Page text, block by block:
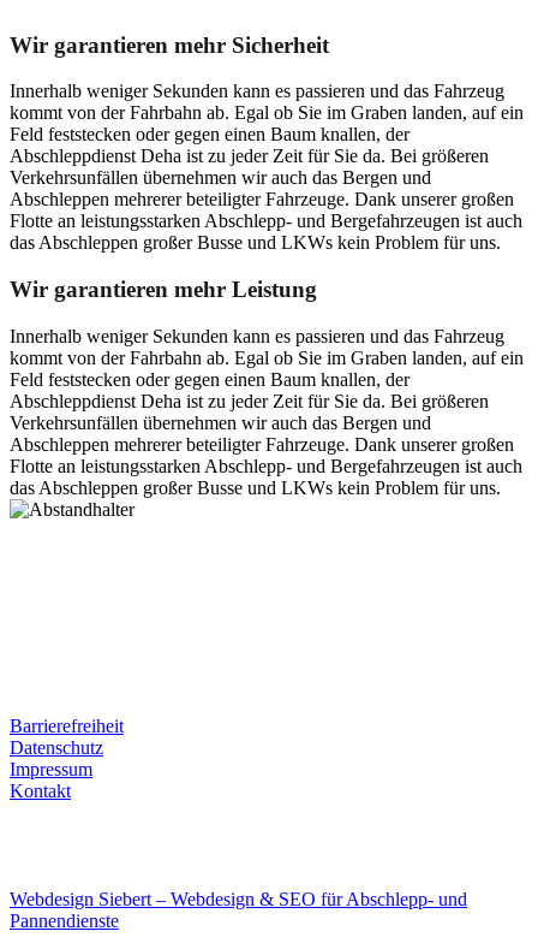
Wir garantieren mehr Sicherheit
Innerhalb weniger Sekunden kann es passieren und das Fahrzeug
kommt von der Fahrbahn ab. Egal ob Sie im Graben landen, auf ein
Feld feststecken oder gegen einen Baum knallen, der
Abschleppdienst Deha ist zu jeder Zeit für Sie da. Bei größeren
Verkehrsunfällen übernehmen wir auch das Bergen und
Abschleppen mehrerer beteiligter Fahrzeuge. Dank unserer großen
Flotte an leistungsstarken Abschlepp- und Bergefahrzeugen ist auch
das Abschleppen großer Busse und LKWs kein Problem für uns.
Wir garantieren mehr Leistung
Innerhalb weniger Sekunden kann es passieren und das Fahrzeug
kommt von der Fahrbahn ab. Egal ob Sie im Graben landen, auf ein
Feld feststecken oder gegen einen Baum knallen, der
Abschleppdienst Deha ist zu jeder Zeit für Sie da. Bei größeren
Verkehrsunfällen übernehmen wir auch das Bergen und
Abschleppen mehrerer beteiligter Fahrzeuge. Dank unserer großen
Flotte an leistungsstarken Abschlepp- und Bergefahrzeugen ist auch
das Abschleppen großer Busse und LKWs kein Problem für uns.
Barrierefreiheit
Datenschutz
Impressum
Kontakt
Webdesign Siebert – Webdesign & SEO für Abschlepp- und
Pannendienste